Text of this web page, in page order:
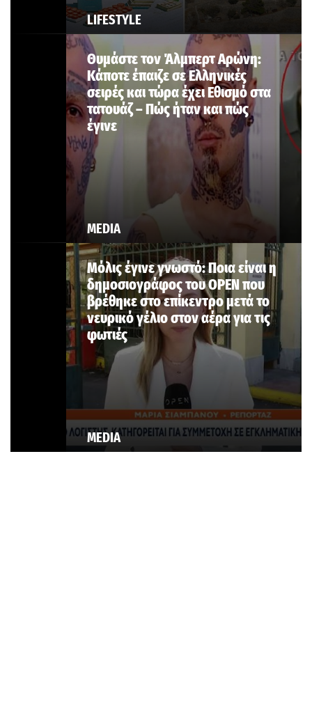
LIFESTYLE
MEDIA
Θυμάστε τον Άλμπερτ Αρώνη:
Κάποτε έπαιζε σε Ελληνικές
σειρές και τώρα έχει Εθισμό στα
τατουάζ – Πώς ήταν και πώς
έγινε
MEDIA
Μόλις έγινε γνωστό: Ποια είναι η
δημοσιογράφος του OPEN που
βρέθηκε στο επίκεντρο μετά το
νευρικό γέλιο στον αέρα για τις
φωτιές